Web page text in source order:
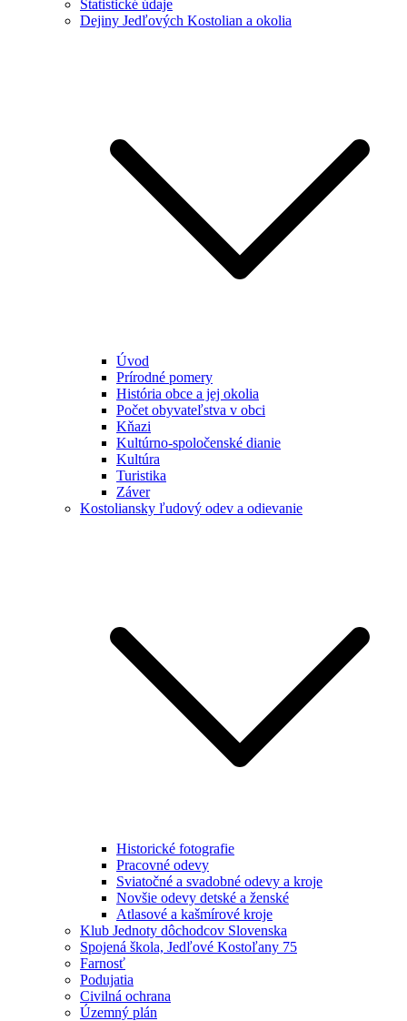
Štatistické údaje
Dejiny Jedľových Kostolian a okolia
Úvod
Prírodné pomery
História obce a jej okolia
Počet obyvateľstva v obci
Kňazi
Kultúrno-spoločenské dianie
Kultúra
Turistika
Záver
Kostoliansky ľudový odev a odievanie
Historické fotografie
Pracovné odevy
Sviatočné a svadobné odevy a kroje
Novšie odevy detské a ženské
Atlasové a kašmírové kroje
Klub Jednoty dôchodcov Slovenska
Spojená škola, Jedľové Kostoľany 75
Farnosť
Podujatia
Civilná ochrana
Územný plán